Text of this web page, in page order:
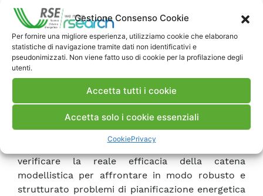
Gestione Consenso Cookie
Per fornire una migliore esperienza, utilizziamo cookie che elaborano
statistiche di navigazione tramite dati non identificativi e
pseudonimizzati. Non viene fatto uso di cookie per la profilazione degli
utenti.
Accetta tutti i cookie
Accetta solo i cookie essenziali
CookiePrivacy
dell’analisi multienergetica, e iii) l’inclusione dello
strumento di analisi MCA-CBA all’interno della
catena modellistica.
Inoltre, ci si è focalizzati sull’implementazione
del caso di studio relativo alla pianificazione
energetica del Sulcis Iglesiente. I risultati
ottenuti, inclusi in una Geostoria accessibile dal
Geoportale Energia e Territorio, oltre a fornire
una panoramica sulle alternative di sviluppo del
sistema energetico più sostenibili per lo specifico
verificare la reale efficacia della catena
modellistica per affrontare in modo robusto e
strutturato problemi di pianificazione energetica